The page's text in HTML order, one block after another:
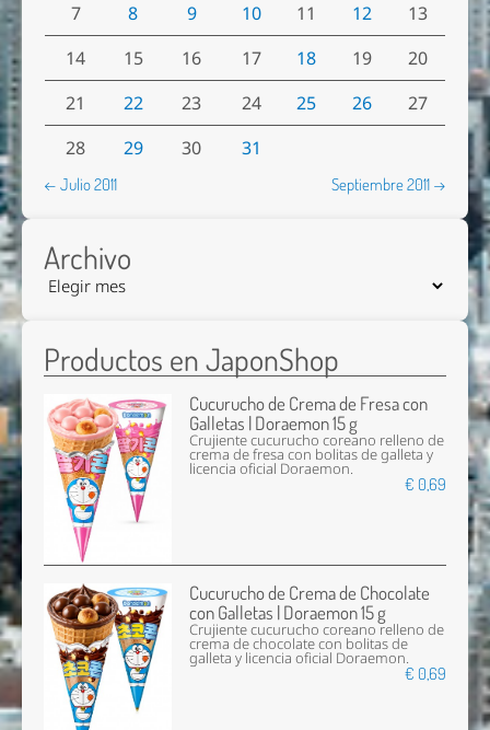
7
8 9 10 11 12
13
14
15 16 17 18 19
20
21
22 23 24 25 26
27
28
29 30 31
← Julio 2011 Septiembre 2011 →
Archivo
Productos en JaponShop
Cucurucho de Crema de Fresa con
Galletas | Doraemon 15 g
Crujiente cucurucho coreano relleno de
crema de fresa con bolitas de galleta y
licencia oficial Doraemon.
€ 0,69
Cucurucho de Crema de Chocolate
con Galletas | Doraemon 15 g
Crujiente cucurucho coreano relleno de
crema de chocolate con bolitas de
galleta y licencia oficial Doraemon.
€ 0,69